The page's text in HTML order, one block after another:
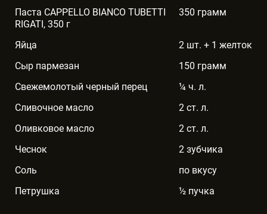
Паста CAPPELLO BIANCO TUBETTI
RIGATI, 350 г
350 грамм
Яйца
2 шт. + 1 желток
Сыр пармезан
150 грамм
Свежемолотый черный перец
¼ ч. л.
Сливочное масло
2 ст. л.
Оливковое масло
2 ст. л.
Чеснок
2 зубчика
Соль
по вкусу
Петрушка
½ пучка